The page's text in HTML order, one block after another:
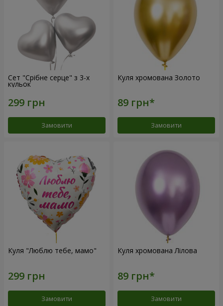
Сет "Срібне серце" з 3-х
кульок
Замовити
Куля хромована Золото
Замовити
Куля "Люблю тебе, мамо"
Замовити
Куля хромована Лілова
Замовити